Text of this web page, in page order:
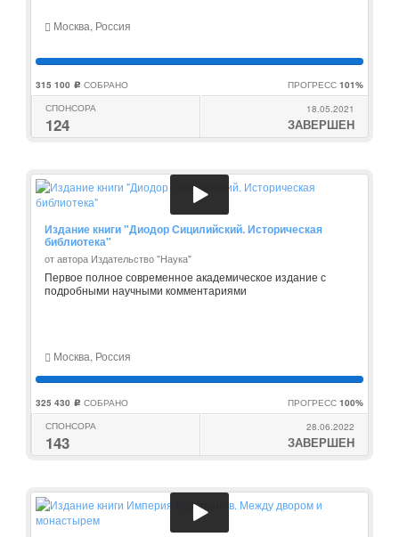
Москва, Россия
315 100 c СОБРАНО ПРОГРЕСС 101%
СПОНСОРА
124
18.05.2021
ЗАВЕРШЕН
Издание книги "Диодор Сицилийский. Историческая
библиотека"
от автора Издательство "Наука"
Первое полное современное академическое издание с
подробными научными комментариями
Москва, Россия
325 430 c СОБРАНО ПРОГРЕСС 100%
СПОНСОРА
143
28.06.2022
ЗАВЕРШЕН